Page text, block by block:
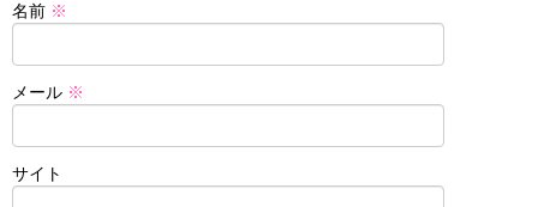
名前 ※
メール ※
サイト